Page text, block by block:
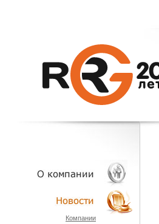
О КОМПАНИИ
Компании